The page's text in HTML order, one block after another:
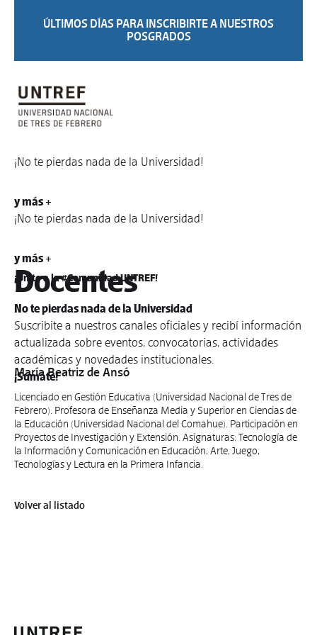
ÚLTIMOS DÍAS PARA INSCRIBIRTE A NUESTROS
POSGRADOS
¡No te pierdas nada de la Universidad!
y más +
¡No te pierdas nada de la Universidad!
y más +
¡Unite a la #Comunidad UNTREF!
No te pierdas nada de la Universidad
Suscribite a nuestros canales oficiales y recibí información
actualizada sobre eventos, convocatorias, actividades
académicas y novedades institucionales.
¡Sumate!
Docentes
María Beatriz de Ansó
Licenciado en Gestión Educativa (Universidad Nacional de Tres de
Febrero). Profesora de Enseñanza Media y Superior en Ciencias de
la Educación (Universidad Nacional del Comahue). Participación en
Proyectos de Investigación y Extensión. Asignaturas: Tecnología de
la Información y Comunicación en Educación, Arte, Juego,
Tecnologías y Lectura en la Primera Infancia.
Volver al listado